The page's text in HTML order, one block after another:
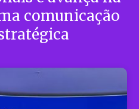
comunicação